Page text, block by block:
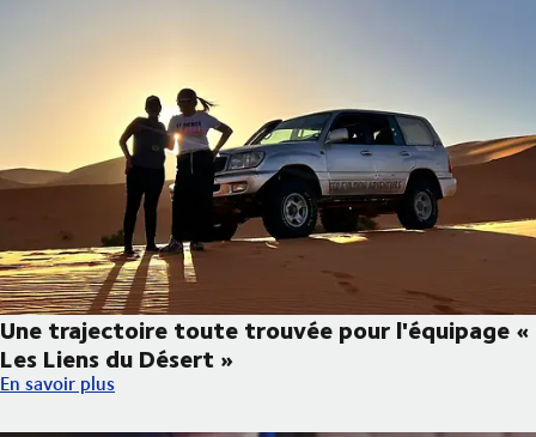
Une trajectoire toute trouvée pour l'équipage «
Les Liens du Désert »
Une trajectoire toute trouvée pour l'équipage « Les Liens du
En savoir plus